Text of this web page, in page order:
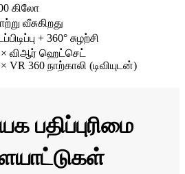
கிலோ
வீசுகிறது
+ 360° சுழற்சி
× விஆர் ஹெட்செட்
VR 360 நாற்காலி (டிவியுடன்)
பதிப்புரிமை